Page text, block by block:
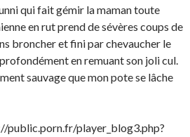
qui fait gémir la maman toute
en rut prend de sévères coups de
broncher et fini par chevaucher le
en remuant son joli cul.
sauvage que mon pote se lâche
public.porn.fr/player_blog3.php?